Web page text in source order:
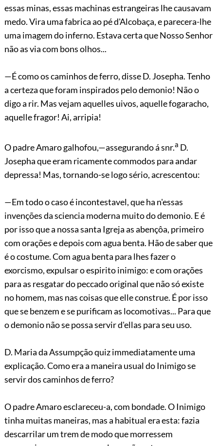
essas minas, essas machinas estrangeiras lhe causavam
medo. Vira uma fabrica ao pé d'Alcobaça, e parecera-lhe
uma imagem do inferno. Estava certa que Nosso Senhor
não as via com bons olhos...
—É como os caminhos de ferro, disse D. Josepha. Tenho
a certeza que foram inspirados pelo demonio! Não o
digo a rir. Mas vejam aquelles uivos, aquelle fogaracho,
aquelle fragor! Ai, arripia!
O padre Amaro galhofou,—assegurando á snr.a D.
Josepha que eram ricamente commodos para andar
depressa! Mas, tornando-se logo sério, acrescentou:
—Em todo o caso é incontestavel, que ha n'essas
invenções da sciencia moderna muito do demonio. E é
por isso que a nossa santa Igreja as abençôa, primeiro
com orações e depois com agua benta. Hão de saber que
é o costume. Com agua benta para lhes fazer o
exorcismo, expulsar o espirito inimigo: e com orações
para as resgatar do peccado original que não só existe
no homem, mas nas coisas que elle construe. É por isso
que se benzem e se purificam as locomotivas... Para que
o demonio não se possa servir d'ellas para seu uso.
D. Maria da Assumpção quiz immediatamente uma
explicação. Como era a maneira usual do Inimigo se
servir dos caminhos de ferro?
O padre Amaro esclareceu-a, com bondade. O Inimigo
tinha muitas maneiras, mas a habitual era esta: fazia
descarrilar um trem de modo que morressem